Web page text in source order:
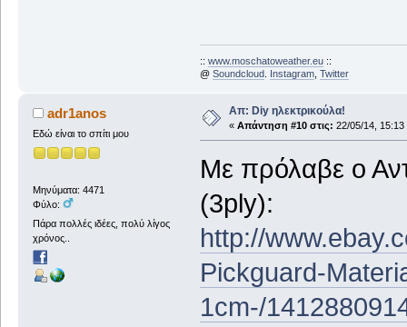
:: www.moschatoweather.eu::
@ Soundcloud Instagram, Twitter
adr1anos
Εδώ είναι το σπίτι μου
Μηνύματα: 4471
Φύλο:
Πάρα πολλές ιδέες, πολύ λίγος
χρόνος..
Απ: Diy ηλεκτρικούλα!
« Απάντηση #10 στις: 22/05/14, 15:13
Με πρόλαβε ο
(3ply):
http://
Pickguard-
1cm-/